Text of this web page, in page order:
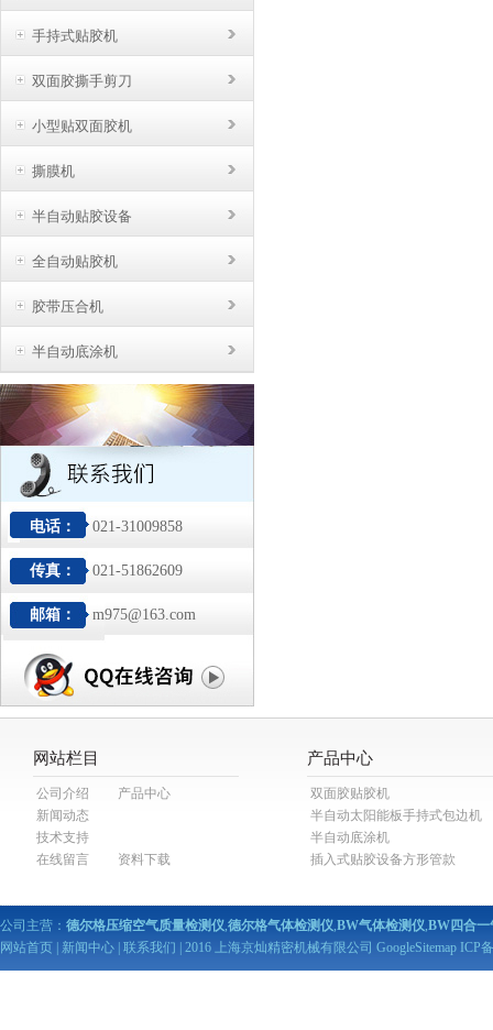
手持式贴胶机
双面胶撕手剪刀
小型贴双面胶机
撕膜机
半自动贴胶设备
全自动贴胶机
胶带压合机
半自动底涂机
电话： 021-31009858
传真： 021-51862609
邮箱： m975@163.com
网站栏目
公司介绍
产品中心
新闻动态
技术支持
在线留言
资料下载
产品中心
双面胶贴胶机
半自动太阳能板手持式包边机
半自动底涂机
插入式贴胶设备方形管款
公司主营： 德尔格压缩空气质量检测仪,德尔格气体检测仪,BW气体检测仪,BW四合一
网站首页
新闻中心 联系我们 | 2016 上海京灿精密机械有限公司 GoogleSitemap ICP